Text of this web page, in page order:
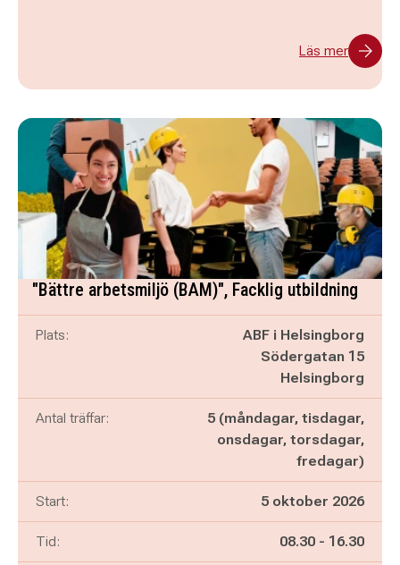
Läs mer
"Bättre arbetsmiljö (BAM)", Facklig utbildning
Plats:
ABF i Helsingborg
Södergatan 15
Helsingborg
Antal träffar:
5 (måndagar, tisdagar,
onsdagar, torsdagar,
fredagar)
Start: 5 oktober 2026
Tid: Pågår mellan
08.30 - och
16.30